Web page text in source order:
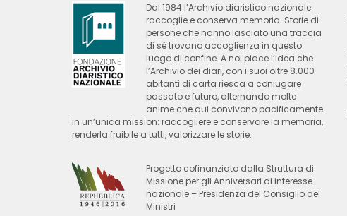
Dal 1984 l’Archivio diaristico nazionale
raccoglie e conserva memoria. Storie di
persone che hanno lasciato una traccia
di sé trovano accoglienza in questo
luogo di confine. A noi piace l’idea che
l’Archivio dei diari, con i suoi oltre 8.000
abitanti di carta riesca a coniugare
passato e futuro, alternando molte
anime che qui convivono pacificamente
in un’unica mission: raccogliere e conservare la memoria,
renderla fruibile a tutti, valorizzare le storie.
Progetto cofinanziato dalla Struttura di
Missione per gli Anniversari di interesse
nazionale – Presidenza del Consiglio dei
Ministri